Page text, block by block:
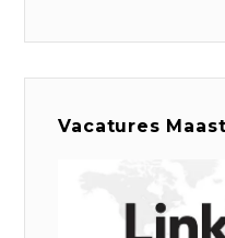
Vacatures